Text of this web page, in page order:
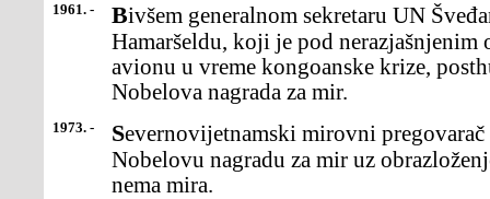
1961. - Bivšem generalnom sekretaru UN Šveđaninu Hjalmaru Agne Dagu
Hamaršeldu, koji je pod
avionu u vreme kongoanske krize,
Nobelova nagrada za mir.
1973. - Severnovijetnamski mirovni pregovarač Le Duk To odbio je
Nobelovu nagradu za mir uz
nema mira.